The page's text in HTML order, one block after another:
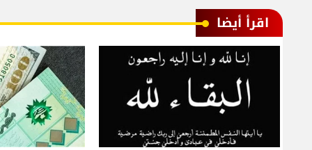
اقرأ أيضا